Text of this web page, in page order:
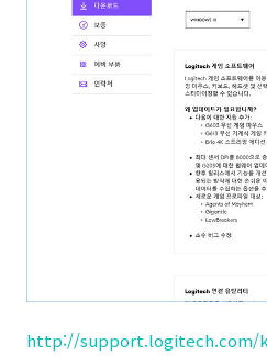
http://support.logitech.com/